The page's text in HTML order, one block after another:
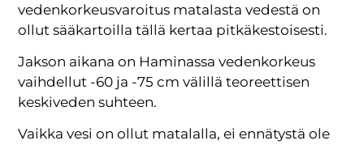
vedenkorkeusvaroitus matalasta vedestä on
ollut sääkartoilla tällä kertaa pitkäkestoisesti.
Jakson aikana on Haminassa vedenkorkeus
vaihdellut -60 ja -75 cm välillä teoreettisen
keskiveden suhteen.
Vaikka vesi on ollut matalalla, ei ennätystä ole